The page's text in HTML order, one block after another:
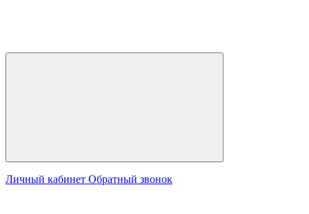
Личный кабинет Обратный звонок